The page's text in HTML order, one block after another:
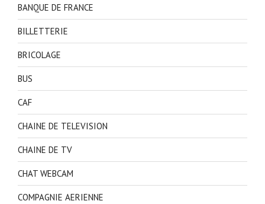
BANQUE DE FRANCE
BILLETTERIE
BRICOLAGE
BUS
CAF
CHAINE DE TELEVISION
CHAINE DE TV
CHAT WEBCAM
COMPAGNIE AERIENNE